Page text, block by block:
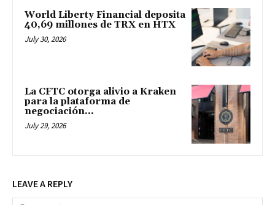
World Liberty Financial deposita
40,69 millones de TRX en HTX
July 30, 2026
La CFTC otorga alivio a Kraken
para la plataforma de
negociación...
July 29, 2026
LEAVE A REPLY